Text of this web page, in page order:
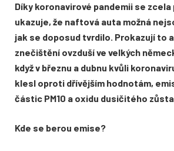
Díky koronavirové pandemii se
ukazuje, že naftová auta možná
jak se doposud tvrdilo. Prokazují to
znečištění ovzduší ve velkých
když v březnu a dubnu kvůli
klesl oproti dřívějším hodnotám,
částic PM10 a oxidu dusičitého
Kde se berou emise?